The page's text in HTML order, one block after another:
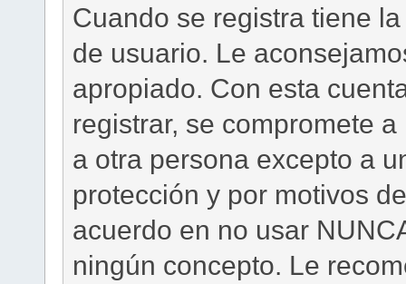
Cuando se registra tiene
de usuario. Le
apropiado. Con esta
registrar, se compromete
a otra persona excepto a
protección y por motivos
acuerdo en no usar
ningún concepto. Le